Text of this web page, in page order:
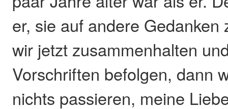
er, sie auf andere Gedanken
wir jetzt zusammenhalten
Vorschriften befolgen, dann
nichts passieren, meine